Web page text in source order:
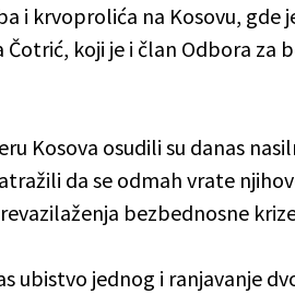
i krvoprolića na Kosovu, gde
koji je i član Odbora za
Kosova osudili su danas
da se odmah vrate
bezbednosne
ubistvo jednog i ranjavanje